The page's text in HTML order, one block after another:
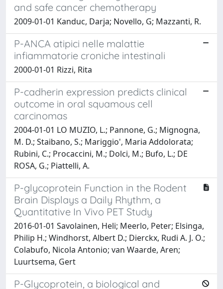
and safe cancer chemotherapy
2009-01-01 Kanduc, Darja; Novello, G; Mazzanti, R.
P-ANCA atipici nelle malattie
infiammatorie croniche intestinali
2000-01-01 Rizzi, Rita
P-cadherin expression predicts clinical
outcome in oral squamous cell
carcinomas
2004-01-01 LO MUZIO, L.; Pannone, G.; Mignogna,
M. D.; Staibano, S.; Mariggio', Maria Addolorata;
Rubini, C.; Procaccini, M.; Dolci, M.; Bufo, L.; DE
ROSA, G.; Piattelli, A.
P-glycoprotein Function in the Rodent
Brain Displays a Daily Rhythm, a
Quantitative In Vivo PET Study
2016-01-01 Savolainen, Heli; Meerlo, Peter; Elsinga,
Philip H.; Windhorst, Albert D.; Dierckx, Rudi A. J. O.;
Colabufo, Nicola Antonio; van Waarde, Aren;
Luurtsema, Gert
P-Glycoprotein, a biological and